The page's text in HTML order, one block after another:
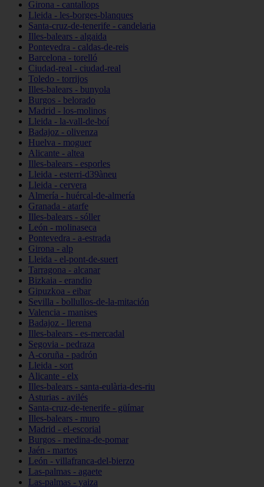
Girona - cantallops
Lleida - les-borges-blanques
Santa-cruz-de-tenerife - candelaria
Illes-balears - algaida
Pontevedra - caldas-de-reis
Barcelona - torelló
Ciudad-real - ciudad-real
Toledo - torrijos
Illes-balears - bunyola
Burgos - belorado
Madrid - los-molinos
Lleida - la-vall-de-boí
Badajoz - olivenza
Huelva - moguer
Alicante - altea
Illes-balears - esporles
Lleida - esterri-d39àneu
Lleida - cervera
Almería - huércal-de-almería
Granada - atarfe
Illes-balears - sóller
León - molinaseca
Pontevedra - a-estrada
Girona - alp
Lleida - el-pont-de-suert
Tarragona - alcanar
Bizkaia - erandio
Gipuzkoa - eibar
Sevilla - bollullos-de-la-mitación
Valencia - manises
Badajoz - llerena
Illes-balears - es-mercadal
Segovia - pedraza
A-coruña - padrón
Lleida - sort
Alicante - elx
Illes-balears - santa-eulària-des-riu
Asturias - avilés
Santa-cruz-de-tenerife - güímar
Illes-balears - muro
Madrid - el-escorial
Burgos - medina-de-pomar
Jaén - martos
León - villafranca-del-bierzo
Las-palmas - agaete
Las-palmas - yaiza